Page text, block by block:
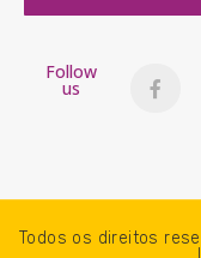
Follow
us
Todos os direitos